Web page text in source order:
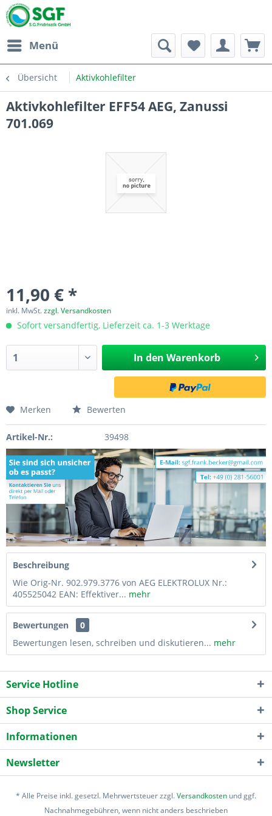
Menü
Übersicht Aktivkohlefilter
Aktivkohlefilter EFF54 AEG, Zanussi
701.069
11,90 € *
inkl. MwSt.zzgl. Versandkosten
Sofort versandfertig, Lieferzeit ca. 1-3 Werktage
In den Warenkorb
Merken Bewerten
Artikel-Nr.: 39498
Beschreibung
Wie Orig-Nr. 902.979.3776 von AEG ELEKTROLUX Nr.:
405525042 EAN: Effektiver... mehr
Bewertungen
0
Bewertungen lesen, schreiben und diskutieren... mehr
Service Hotline
Shop Service
Informationen
Newsletter
* Alle Preise inkl. gesetzl. Mehrwertsteuer zzgl.Versandkosten und ggf.
Nachnahmegebühren, wenn nicht anders beschrieben